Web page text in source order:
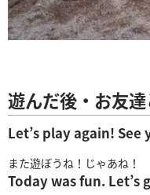
遊んだ後・お友
Let’s play again! See
また遊ぼうね！じゃあね！
Today was fun.